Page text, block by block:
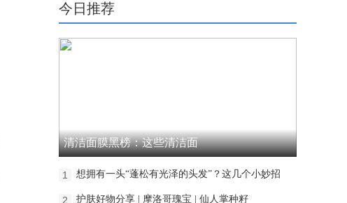
今日推荐
清洁面膜黑榜：这些清洁面
1 想拥有一头“蓬松有光泽的头发”？这几个小妙招
2 护肤好物分享 | 摩洛哥瑰宝 | 仙人掌种籽